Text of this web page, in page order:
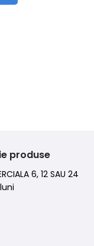
produse
6, 12 SAU 24
luni